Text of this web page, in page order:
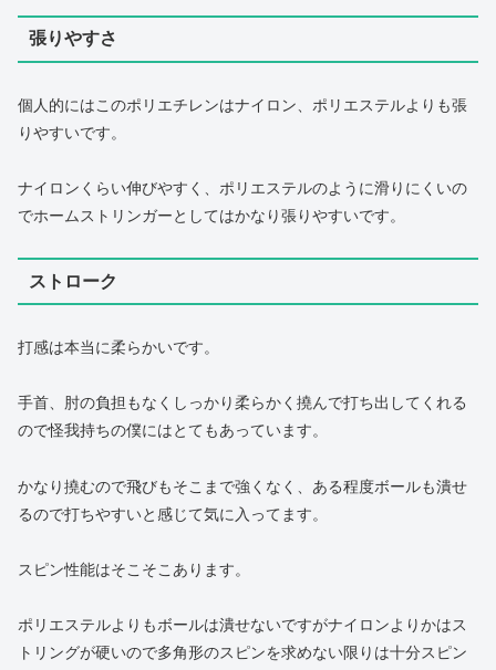
張りやすさ
個人的にはこのポリエチレンはナイロン、ポリエステルよりも張
りやすいです。
ナイロンくらい伸びやすく、ポリエステルのように滑りにくいの
でホームストリンガーとしてはかなり張りやすいです。
ストローク
打感は本当に柔らかいです。
手首、肘の負担もなくしっかり柔らかく撓んで打ち出してくれる
ので怪我持ちの僕にはとてもあっています。
かなり撓むので飛びもそこまで強くなく、ある程度ボールも潰せ
るので打ちやすいと感じて気に入ってます。
スピン性能はそこそこあります。
ポリエステルよりもボールは潰せないですがナイロンよりかはス
トリングが硬いので多角形のスピンを求めない限りは十分スピン